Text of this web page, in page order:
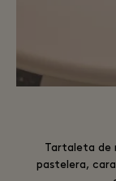
Tartaleta de
pastelera,